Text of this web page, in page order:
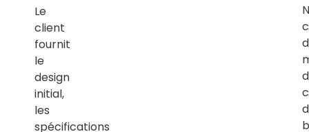
Le
client
fournit
le
design
initial,
les
spécifications